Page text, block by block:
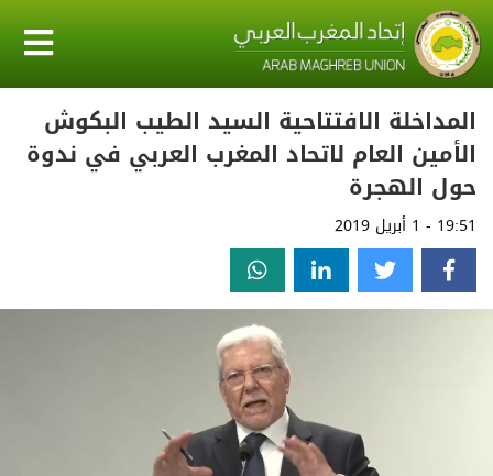
المداخلة الافتتاحية السيد الطيب البكوش
الأمين العام لاتحاد المغرب العربي في ندوة
حول الهجرة
19:51 - 1 أبريل 2019